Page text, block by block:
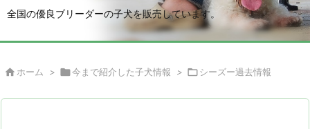
全国の優良ブリーダーの子犬を販売しています。 
サイド
次へ
 ホーム > 今まで紹介した子犬情報 > シーズー過去情報